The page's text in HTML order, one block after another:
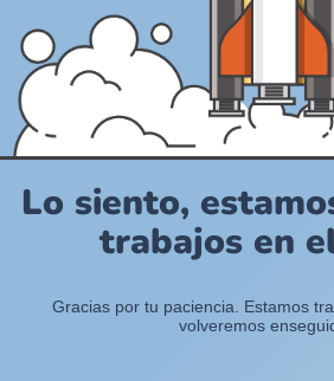
Lo siento,
trabajos en
Gracias por tu paciencia. Estamos
volveremos